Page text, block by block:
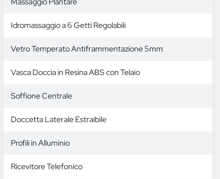
Idromassaggio a 6 Getti Regolabili
Vetro Temperato Antiframmentazione 5mm
Vasca Doccia in Resina ABS con Telaio
Soffione Centrale
Doccetta Laterale Estraibile
Profili in Alluminio
Ricevitore Telefonico